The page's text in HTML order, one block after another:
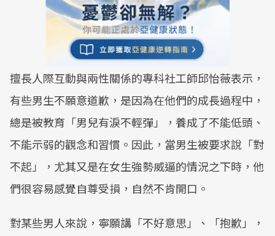
擅長人際互動與兩性關係的專科社工師邱怡薇表示，
有些男生不願意道歉，是因為在他們的成長過程中，
總是被教育「男兒有淚不輕彈」，養成了不能低頭、
不能示弱的觀念和習慣。因此，當男生被要求說「對
不起」，尤其又是在女生強勢威逼的情況之下時，他
們很容易感覺自尊受損，自然不肯開口。
對某些男人來說，寧願講「不好意思」、「抱歉」，